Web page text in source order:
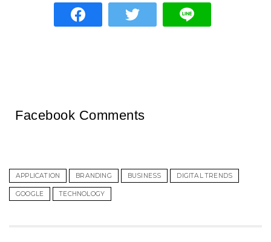
Facebook Comments
APPLICATION BRANDING BUSINESS DIGITAL TRENDS
GOOGLE TECHNOLOGY